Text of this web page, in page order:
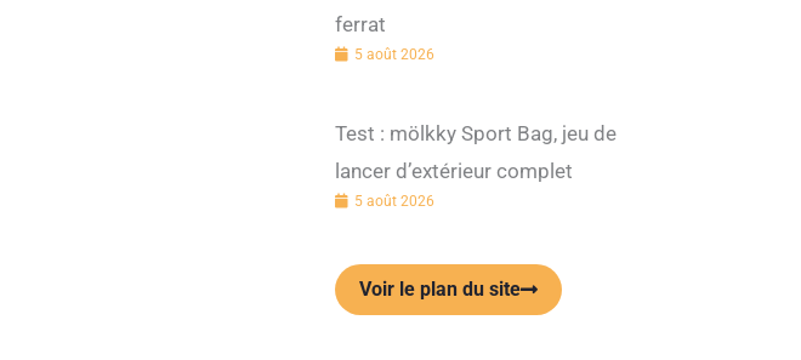
ferrat
5 août 2026
Test : mölkky Sport Bag, jeu de
lancer d’extérieur complet
5 août 2026
Voir le plan du site